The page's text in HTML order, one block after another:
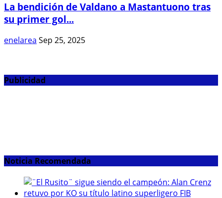
La bendición de Valdano a Mastantuono tras
su primer gol...
enelarea Sep 25, 2025
Publicidad
Noticia Recomendada